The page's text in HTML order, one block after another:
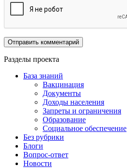
Разделы проекта
База знаний
Вакцинация
Документы
Доходы населения
Запреты и ограничения
Образование
Социальное обеспечение
Без рубрики
Блоги
Вопрос-ответ
Новости